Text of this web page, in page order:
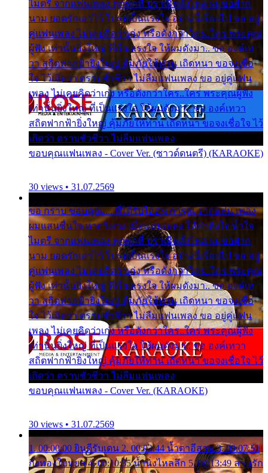
ไมตรี จากแฟนเพลง ทุกทุกที่ ปราณีหลั่งไหล ผมขอฝาก
นาม ยอดรักเอาไว้ โปรดเป็นแรงใจ อย่างนี้เรื่อยไป ขอ อยู่
คู่แฟนเพลง ไม่เคยคิดว่าเก่ง หรือดังกว่าใคร..ใคร พระคุณ
ผู้ฟัง เท่านั้นยิ่งใหญ่ ที่เป็นแรงใจ ให้ผมดังมา.. ขอ องค์เท
วา สถิตฟากฟ้ายิ่งใหญ่ คุ้มภัยให้ท่าน เถิดหนา ขอจงเชื่อ
ใจ ไว้เถิดว่า ตราบชั่วชีวา ไม่ลืมแฟนเพลง ขอ อยู่คู่แฟน
เพลง ไม่เคยคิดว่าเก่ง หรือดังกว่าใคร..ใคร พระคุณผู้ฟัง
เท่านั้นยิ่งใหญ่ ที่เป็นแรงใจ ให้ผมดังมา.. ขอ องค์เทวา
สถิตฟากฟ้ายิ่งใหญ่ คุ้มภัยให้ท่าน เถิดหนา ขอจงเชื่อใจ ไว้
เถิดว่า ตราบชั่วชีวา ไม่ลืมแฟนเพลง
ขอบคุณแฟนเพลง - Cover Ver. (ซาวด์ดนตรี) (KARAOKE)
30 views • 31.07.2569
ขอ กราบ ขอบคุณ.... ที่ได้รับไออุ่น การุณ จากแฟน เพลง
ผมแสนชื่นใจ หายวังเวง เมื่อแฟนเพลง ให้กำลังใจ น้ำใจ
ไมตรี จากแฟนเพลง ทุกทุกที่ ปราณีหลั่งไหล ผมขอฝาก
นาม ยอดรักเอาไว้ โปรดเป็นแรงใจ อย่างนี้เรื่อยไป ขอ อยู่
คู่แฟนเพลง ไม่เคยคิดว่าเก่ง หรือดังกว่าใคร..ใคร พระคุณ
ผู้ฟัง เท่านั้นยิ่งใหญ่ ที่เป็นแรงใจ ให้ผมดังมา.. ขอ องค์เท
วา สถิตฟากฟ้ายิ่งใหญ่ คุ้มภัยให้ท่าน เถิดหนา ขอจงเชื่อ
ใจ ไว้เถิดว่า ตราบชั่วชีวา ไม่ลืมแฟนเพลง ขอ อยู่คู่แฟน
เพลง ไม่เคยคิดว่าเก่ง หรือดังกว่าใคร..ใคร พระคุณผู้ฟัง
เท่านั้นยิ่งใหญ่ ที่เป็นแรงใจ ให้ผมดังมา.. ขอ องค์เทวา
สถิตฟากฟ้ายิ่งใหญ่ คุ้มภัยให้ท่าน เถิดหนา ขอจงเชื่อใจ ไว้
เถิดว่า ตราบชั่วชีวา ไม่ลืมแฟนเพลง
ขอบคุณแฟนเพลง - Cover Ver. (KARAOKE)
30 views • 31.07.2569
1. 00:00:00 ยินดีรับเดน 2. 00:03:44 น้ำตาอีสาน 3. 00:07:51
กิ่งทองใบหยก 4. 00:10:35 น้ำนิ่งไหลลึก 5. 00:13:49 ลานรัก